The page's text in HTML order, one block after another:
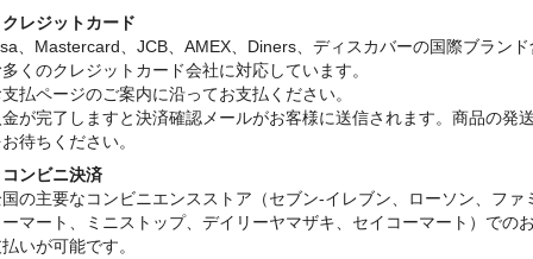
レジットカード
、Mastercard、JCB、AMEX、Diners、ディスカバーの国際ブランド
くのクレジットカード会社に対応しています。
払ページのご案内に沿ってお支払ください。
が完了しますと決済確認メールがお客様に送信されます。商品の発
待ちください。
ンビニ決済
の主要なコンビニエンスストア（セブン-イレブン、ローソン、ファ
マート、ミニストップ、デイリーヤマザキ、セイコーマート）での
いが可能です。